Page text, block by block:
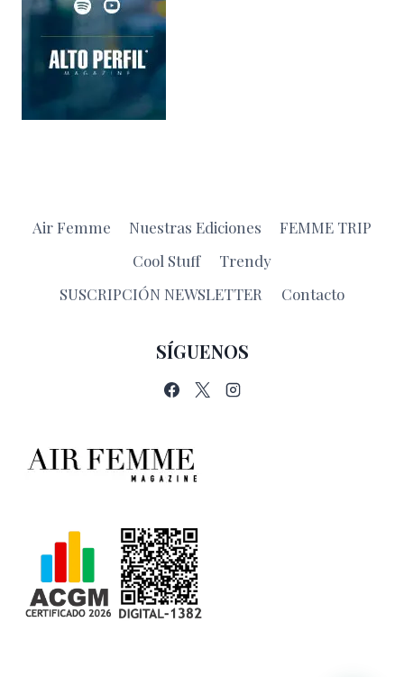
Air Femme Nuestras Ediciones
FEMME TRIP
Cool Stuff
Trendy
SUSCRIPCIÓN NEWSLETTER
Contacto
SÍGUENOS